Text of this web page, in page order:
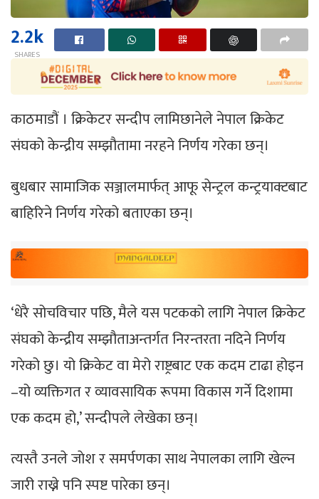
2.2k
SHARES
काठमाडौं । क्रिकेटर सन्दीप लामिछानेले नेपाल क्रिकेट
संघको केन्द्रीय सम्झौतामा नरहने निर्णय गरेका छन्।
बुधबार सामाजिक सञ्जालमार्फत् आफू सेन्ट्रल कन्ट्रयाक्टबाट
बाहिरिने निर्णय गरेको बताएका छन्।
‘धेरै सोचविचार पछि, मैले यस पटकको लागि नेपाल क्रिकेट
संघको केन्द्रीय सम्झौताअन्तर्गत निरन्तरता नदिने निर्णय
गरेको छु। यो क्रिकेट वा मेरो राष्ट्रबाट एक कदम टाढा होइन
–यो व्यक्तिगत र व्यावसायिक रूपमा विकास गर्ने दिशामा
एक कदम हो,’ सन्दीपले लेखेका छन्।
त्यस्तै उनले जाेश र समर्पणका साथ नेपालका लागि खेल्न
जारी राख्ने पनि स्पष्ट पारेका छन्।